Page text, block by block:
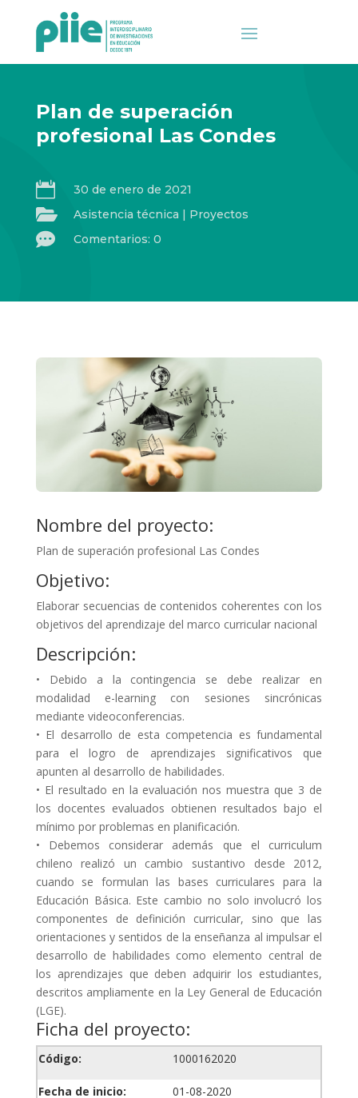
Plan de superación
profesional Las Condes
 30 de enero de 2021
 Asistencia técnica | Proyectos
 Comentarios: 0
Nombre del proyecto:
Plan de superación profesional Las Condes
Objetivo:
Elaborar secuencias de contenidos coherentes con los
objetivos del aprendizaje del marco curricular nacional
Descripción:
• Debido a la contingencia se debe realizar en
modalidad e-learning con sesiones sincrónicas
mediante videoconferencias.
• El desarrollo de esta competencia es fundamental
para el logro de aprendizajes significativos que
apunten al desarrollo de habilidades.
• El resultado en la evaluación nos muestra que 3 de
los docentes evaluados obtienen resultados bajo el
mínimo por problemas en planificación.
• Debemos considerar además que el curriculum
chileno realizó un cambio sustantivo desde 2012,
cuando se formulan las bases curriculares para la
Educación Básica. Este cambio no solo involucró los
componentes de definición curricular, sino que las
orientaciones y sentidos de la enseñanza al impulsar el
desarrollo de habilidades como elemento central de
los aprendizajes que deben adquirir los estudiantes,
descritos ampliamente en la Ley General de Educación
(LGE).
Ficha del proyecto:
Código: 1000162020
Fecha de inicio: 01-08-2020